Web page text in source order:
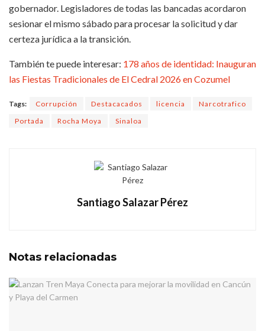
gobernador. Legisladores de todas las bancadas acordaron
sesionar el mismo sábado para procesar la solicitud y dar
certeza jurídica a la transición.
También te puede interesar: 178 años de identidad: Inauguran
las Fiestas Tradicionales de El Cedral 2026 en Cozumel
Tags: Corrupción Destacacados licencia
Narcotrafico
Portada
Rocha Moya Sinaloa
Santiago Salazar Pérez
Notas relacionadas